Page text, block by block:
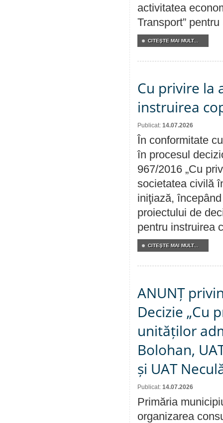
activitatea
Transport” pentru
CITEŞTE MAI MULT...
Cu privire la
instruirea
Publicat: 14.07.2026
În conformitate
în procesul
967/2016 „Cu
societatea civilă
iniţiază,
proiectului de
pentru instruirea
CITEŞTE MAI MULT...
ANUNȚ
Decizie „Cu
unităților
Bolohan,
și UAT
Publicat: 14.07.2026
Primăria
organizarea